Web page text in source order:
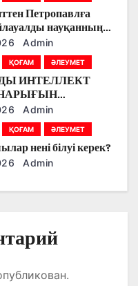
Петропавлға
науқанның
партияларды
Admin
ҚОҒАМ ӘЛЕУМЕТ
ИНТЕЛЛЕКТ
ПАРТИЯЛАР
МЕН БОЛАШАҚ
Admin
ҚОҒАМ ӘЛЕУМЕТ
нені білуі керек?
Admin